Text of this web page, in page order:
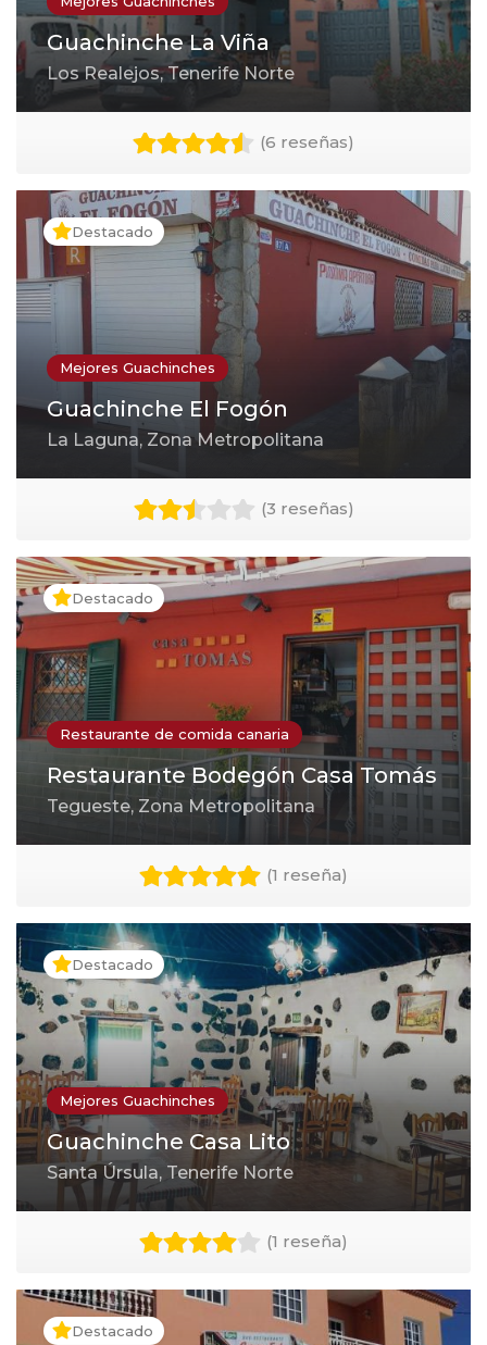
Guachinche La Viña
Los Realejos, Tenerife Norte
(6 reseñas)
Destacado
Mejores Guachinches
Guachinche El Fogón
La Laguna, Zona Metropolitana
(3 reseñas)
Destacado
Restaurante de comida canaria
Restaurante Bodegón Casa Tomás
Tegueste, Zona Metropolitana
(1 reseña)
Destacado
Mejores Guachinches
Guachinche Casa Lito
Santa Úrsula, Tenerife Norte
(1 reseña)
Destacado